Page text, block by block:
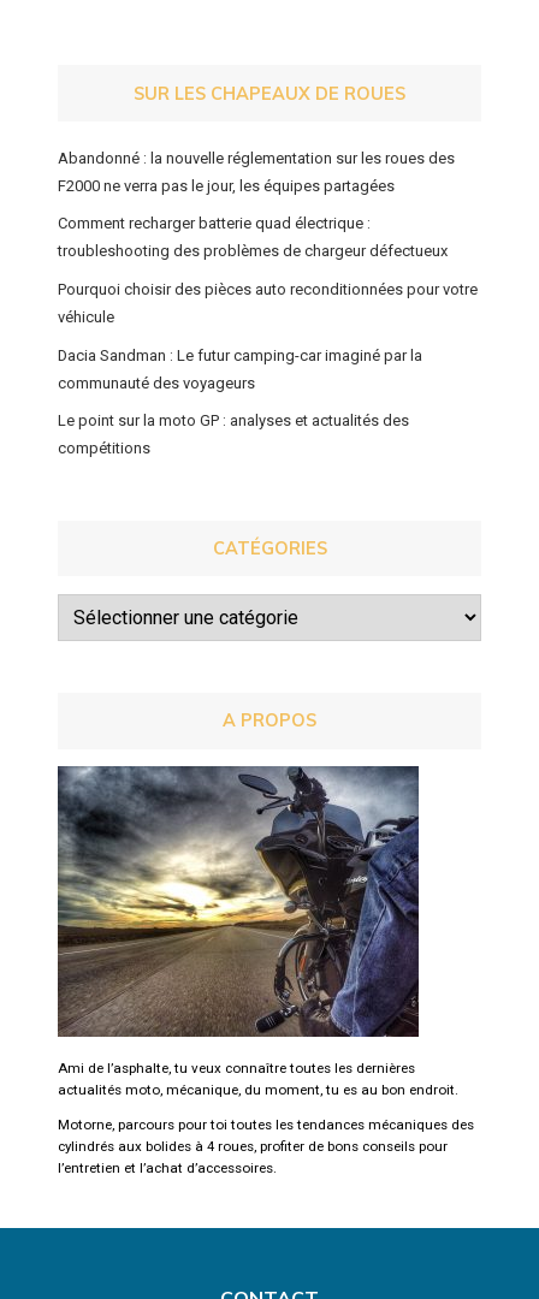
SUR LES CHAPEAUX DE ROUES
Abandonné : la nouvelle réglementation sur les roues des
F2000 ne verra pas le jour, les équipes partagées
Comment recharger batterie quad électrique :
troubleshooting des problèmes de chargeur défectueux
Pourquoi choisir des pièces auto reconditionnées pour votre
véhicule
Dacia Sandman : Le futur camping-car imaginé par la
communauté des voyageurs
Le point sur la moto GP : analyses et actualités des
compétitions
CATÉGORIES
Catégories
A PROPOS
Ami de l’asphalte, tu veux connaître toutes les dernières
actualités moto, mécanique, du moment, tu es au bon endroit.
Motorne, parcours pour toi toutes les tendances mécaniques des
cylindrés aux bolides à 4 roues, profiter de bons conseils pour
l’entretien et l’achat d’accessoires.